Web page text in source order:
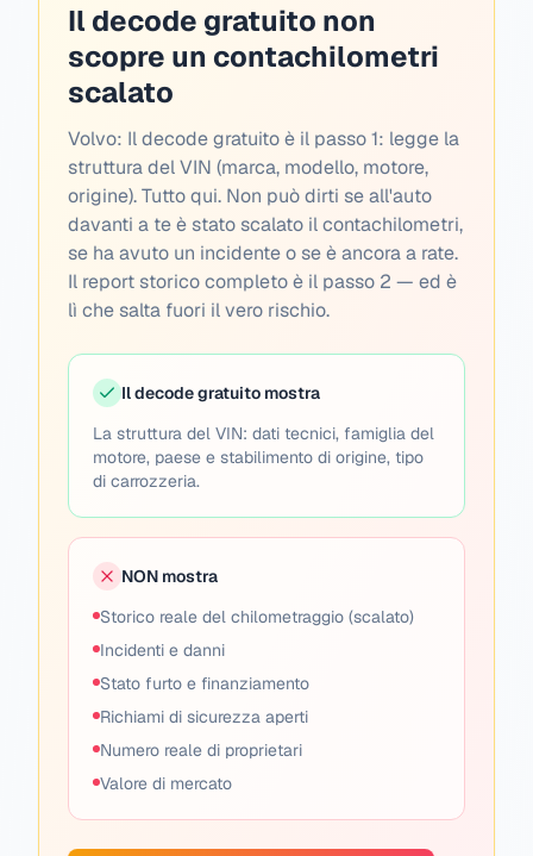
Il decode gratuito non
scopre un contachilometri
scalato
Volvo: Il decode gratuito è il passo 1: legge la
struttura del VIN (marca, modello, motore,
origine). Tutto qui. Non può dirti se all'auto
davanti a te è stato scalato il contachilometri,
se ha avuto un incidente o se è ancora a rate.
Il report storico completo è il passo 2 — ed è
lì che salta fuori il vero rischio.
Il decode gratuito mostra
La struttura del VIN: dati tecnici, famiglia del
motore, paese e stabilimento di origine, tipo
di carrozzeria.
NON mostra
Storico reale del chilometraggio (scalato)
Incidenti e danni
Stato furto e finanziamento
Richiami di sicurezza aperti
Numero reale di proprietari
Valore di mercato